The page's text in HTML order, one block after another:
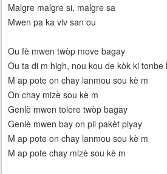
Malgre malgre si, malgre sa
Mwen pa ka viv san ou
Ou fè mwen twòp move bagay
Ou ta di m high, nou kou de kòk ki tonbe
M ap pote on chay lanmou sou kè m
On chay mizè sou kè m
Genlè mwen tolere twòp bagay
Genlè mwen bay on pil pakèt piyay
M ap pote on chay lanmou sou kè m
M ap pote chay mizè sou kè m